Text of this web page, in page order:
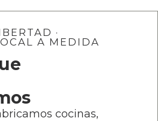
·
A MEDIDA
cocinas,